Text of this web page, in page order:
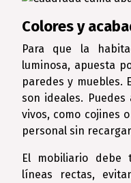
Colores y
Para que la
luminosa, apuesta
paredes y muebles.
son ideales.
vivos, como cojines
personal sin
El mobiliario debe
líneas rectas,